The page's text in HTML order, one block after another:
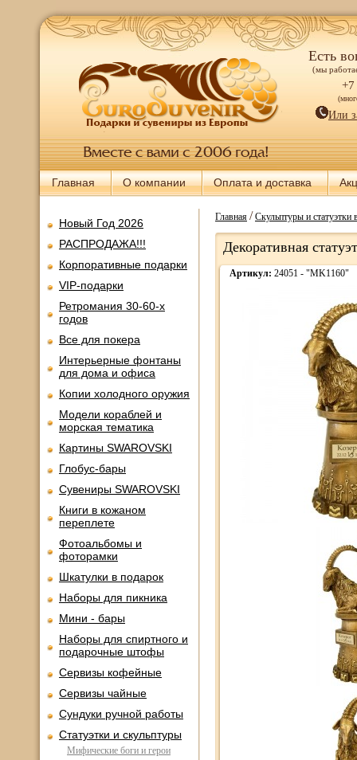
Есть
(мы
+7
Или
Главная О компании Оплата и доставка
Новый Год 2026
РАСПРОДАЖА!!!
Корпоративные подарки
VIP-подарки
Ретромания 30-60-х
годов
Все для покера
Интерьерные фонтаны
для дома и офиса
Копии холодного оружия
Модели кораблей и
морская тематика
Картины SWAROVSKI
Глобус-бары
Сувениры SWAROVSKI
Книги в кожаном
переплете
Фотоальбомы и
фоторамки
Шкатулки в подарок
Наборы для пикника
Мини - бары
Наборы для спиртного и
подарочные штофы
Сервизы кофейные
Сервизы чайные
Сундуки ручной работы
Статуэтки и скульптуры
Мифические боги и герои
Главная/Скульптуры и статуэтки
Декоративная
Артикул: 24051 - "MK1160"